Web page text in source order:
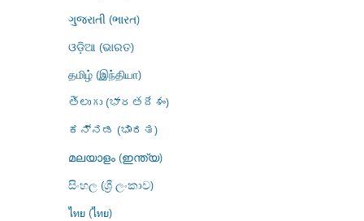
ગુજરાતી (ભારત)
ଓଡ଼ିଆ (ଭାରତ)
தமிழ் (இந்தியா)
తెలుగు (భారతదేశం)
ಕನ್ನಡ (ಭಾರತ)
മലയാളം (ഇന്ത്യ)
සිංහල (ශ්‍රී ලංකාව)
ไทย (ไทย)